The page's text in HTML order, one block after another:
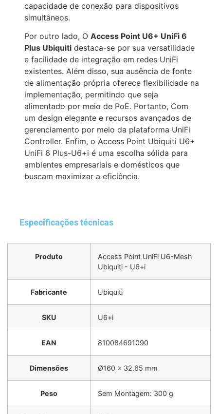
capacidade de conexão para dispositivos
simultâneos.
Por outro lado, O Access Point U6+ UniFi 6
Plus Ubiquiti destaca-se por sua versatilidade
e facilidade de integração em redes UniFi
existentes. Além disso, sua ausência de fonte
de alimentação própria oferece flexibilidade na
implementação, permitindo que seja
alimentado por meio de PoE. Portanto, Com
um design elegante e recursos avançados de
gerenciamento por meio da plataforma UniFi
Controller. Enfim, o Access Point Ubiquiti U6+
UniFi 6 Plus-U6+i é uma escolha sólida para
ambientes empresariais e domésticos que
buscam maximizar a eficiência.
Especificações técnicas
Produto
Access Point UniFi U6-Mesh
Ubiquiti - U6+i
Fabricante Ubiquiti
SKU U6+i
EAN 810084691090
Dimensões Ø160 x 32.65 mm
Peso Sem Montagem: 300 g